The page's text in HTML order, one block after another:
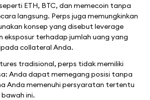
ETH, BTC, dan memecoin tanpa
langsung. Perps juga memungkinkan
konsep yang disebut leverage
eksposur terhadap jumlah uang yang
collateral Anda.
tradisional, perps tidak memiliki
Anda dapat memegang posisi tanpa
Anda memenuhi persyaratan tertentu
ini.